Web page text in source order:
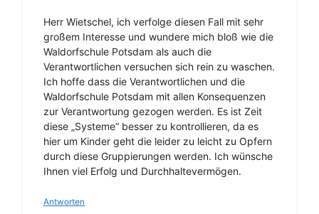
Herr Wietschel, ich verfolge diesen Fall mit sehr
großem Interesse und wundere mich bloß wie die
Waldorfschule Potsdam als auch die
Verantwortlichen versuchen sich rein zu waschen.
Ich hoffe dass die Verantwortlichen und die
Waldorfschule Potsdam mit allen Konsequenzen
zur Verantwortung gezogen werden. Es ist Zeit
diese „Systeme“ besser zu kontrollieren, da es
hier um Kinder geht die leider zu leicht zu Opfern
durch diese Gruppierungen werden. Ich wünsche
Ihnen viel Erfolg und Durchhaltevermögen.
Antworten